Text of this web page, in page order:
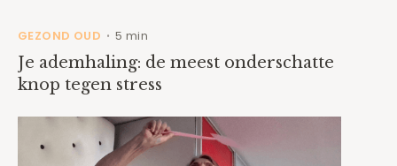
GEZOND OUD • 5 min
Je ademhaling: de meest onderschatte
knop tegen stress